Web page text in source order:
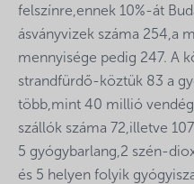
felszínre,ennek 10%-át
ásványvizek száma 254,a
mennyisége pedig 247. A
strandfürdő-köztük 83 a
több,mint 40 millió
szállók száma 72,illetve
5 gyógybarlang,2 szén-
és 5 helyen folyik